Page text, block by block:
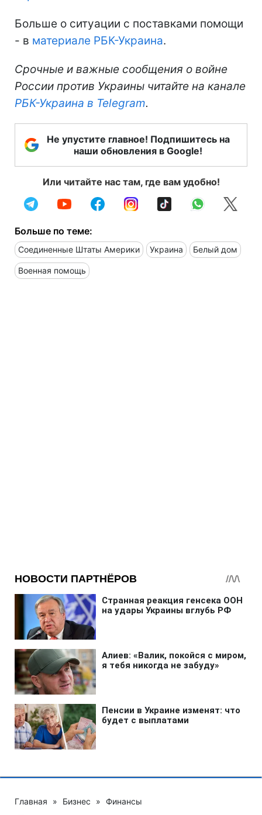
Больше о ситуации с поставками помощи
- в материале РБК-Украина.
Срочные и важные сообщения о войне
России против Украины читайте на канале
РБК-Украина в Telegram.
Не упустите главное! Подпишитесь на
наши обновления в Google!
Или читайте нас там, где вам удобно!
Больше по теме:
Соединенные Штаты Америки Украина Белый дом
Военная помощь
Главная » Бизнес » Финансы